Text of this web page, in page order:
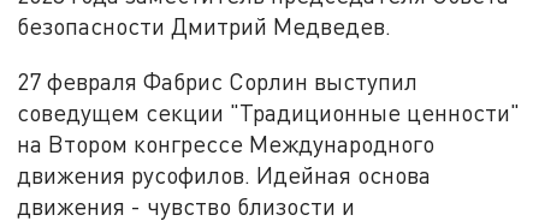
безопасности Дмитрий Медведев.
27 февраля Фабрис Сорлин выступил
соведущем секции "Традиционные ценности"
на Втором конгрессе Международного
движения русофилов. Идейная основа
движения - чувство близости и